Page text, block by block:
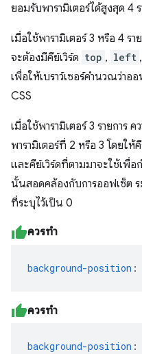
ยอมรับพารามิเตอร์ได้สูงสุด 4 ร
เมื่อใช้พารามิเตอร์ 3 หรือ 4 รา
จะต้องมีคีย์เวิร์ด top , left ,
เพื่อให้เบราว์เซอร์คำนวณว่าอ
CSS
เมื่อใช้พารามิเตอร์ 3 รายการ
พารามิเตอร์ที่ 2 หรือ 3 โดยให้
และคีย์เวิร์ดที่ตามมาจะใช้เพื่
นั้นสอดคล้องกับการออฟเซ็ต
ที่ระบุไว้เป็น 0
ควรทำ
background-position :
ควรทำ
background-position :